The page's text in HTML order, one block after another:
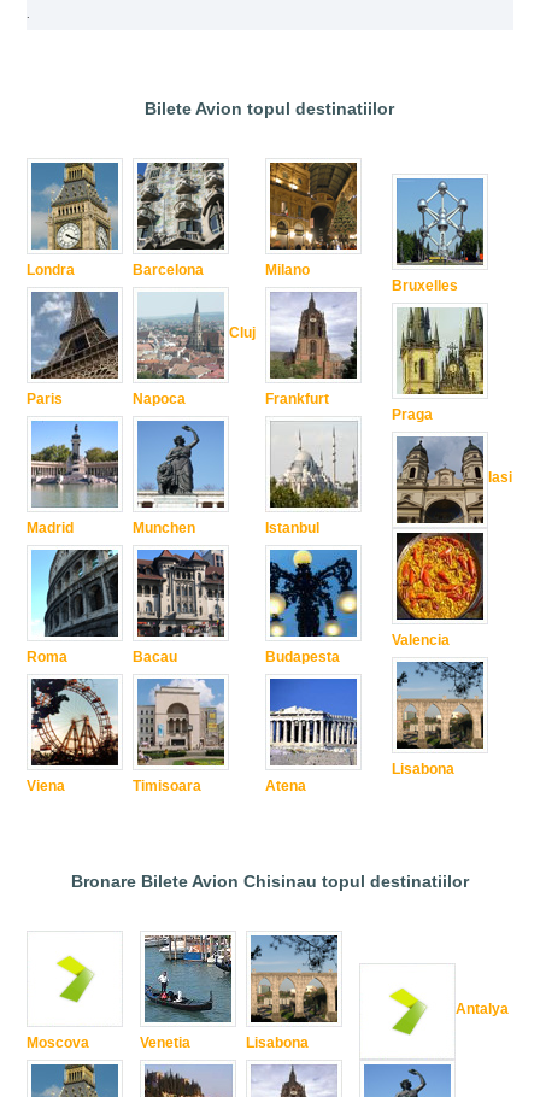
.
Bilete Avion topul destinatiilor
Londra
Paris
Madrid
Roma
Viena
Barcelona
Cluj
Napoca
Munchen
Bacau
Timisoara
Milano
Frankfurt
Istanbul
Budapesta
Atena
Bruxelles
Praga
Iasi
Valencia
Lisabona
Bronare Bilete Avion Chisinau topul destinatiilor
Moscova Venetia Lisabona
Antalya